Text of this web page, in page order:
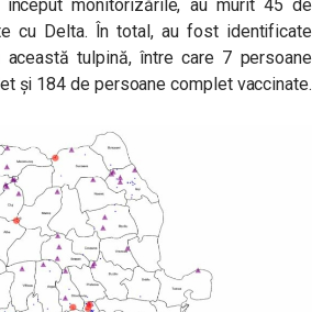
monitorizările, au murit 45 de
cu Delta. În total, au fost identificate
tulpină, între care 7 persoane
și 184 de persoane complet vaccinate.